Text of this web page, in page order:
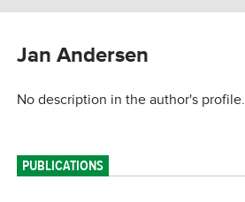
Jan Andersen
No description in the author's profile.
PUBLICATIONS